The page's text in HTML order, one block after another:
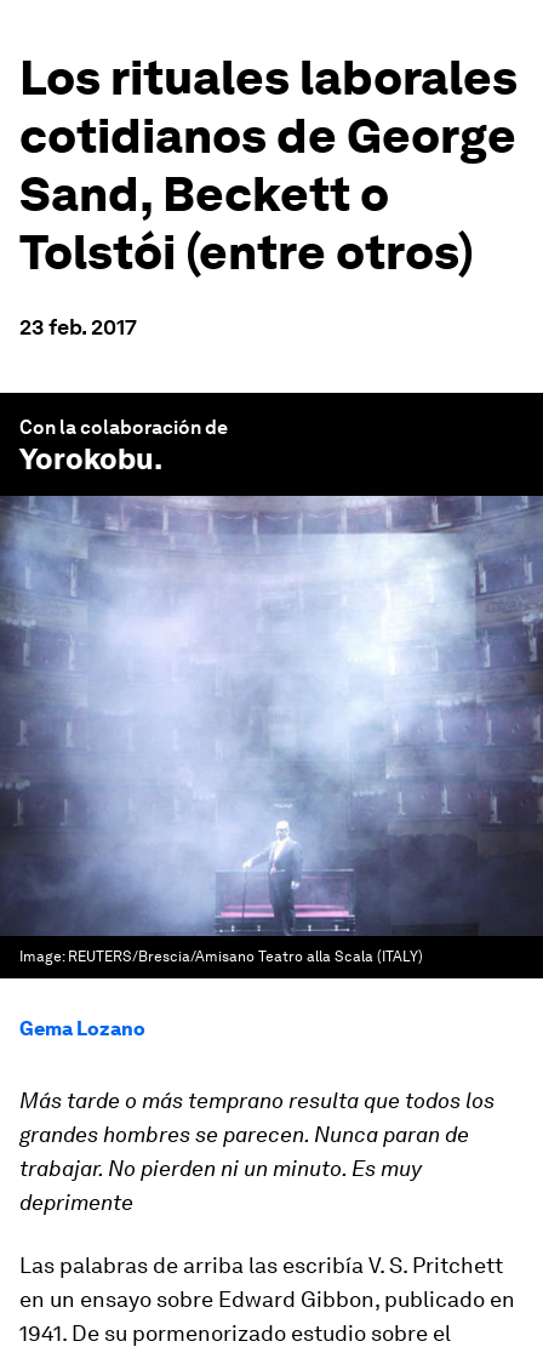
Los rituales laborales
cotidianos de George
Sand, Beckett o
Tolstói (entre otros)
23 feb. 2017
Con la colaboración de
Yorokobu.
Image: REUTERS/Brescia/Amisano Teatro alla Scala (ITALY)
Gema Lozano
Más tarde o más temprano resulta que todos los
grandes hombres se parecen. Nunca paran de
trabajar. No pierden ni un minuto. Es muy
deprimente
Las palabras de arriba las escribía V. S. Pritchett
en un ensayo sobre Edward Gibbon, publicado en
1941. De su pormenorizado estudio sobre el